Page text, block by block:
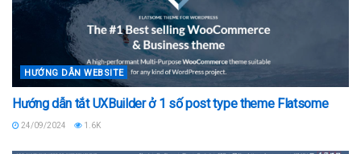
HƯỚNG DẪN WEBSITE
Hướng dẫn tắt UXBuilder ở 1 số post type theme Flatsome
24/09/2024 1.6K